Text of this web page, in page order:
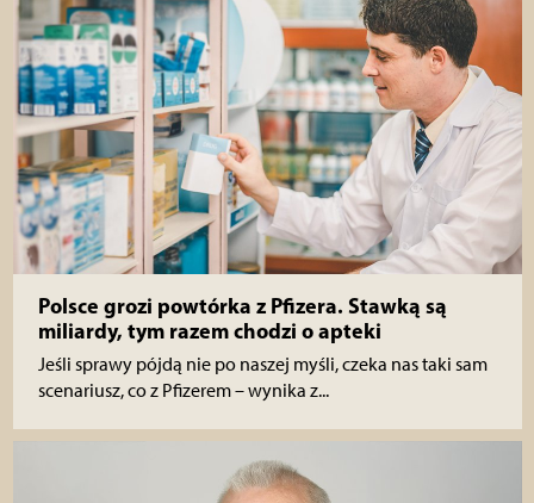
Polsce grozi powtórka z Pfizera. Stawką są
miliardy, tym razem chodzi o apteki
Jeśli sprawy pójdą nie po naszej myśli, czeka nas taki sam
scenariusz, co z Pfizerem – wynika z...